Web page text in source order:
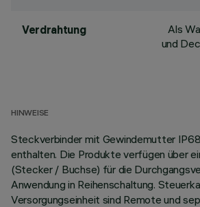
Verdrahtung
Als
und
HINWEISE
Steckverbinder mit Gewindemutter
enthalten. Die Produkte verfügen über
(Stecker / Buchse) für die
Anwendung in Reihenschaltung.
Versorgungseinheit sind Remote und